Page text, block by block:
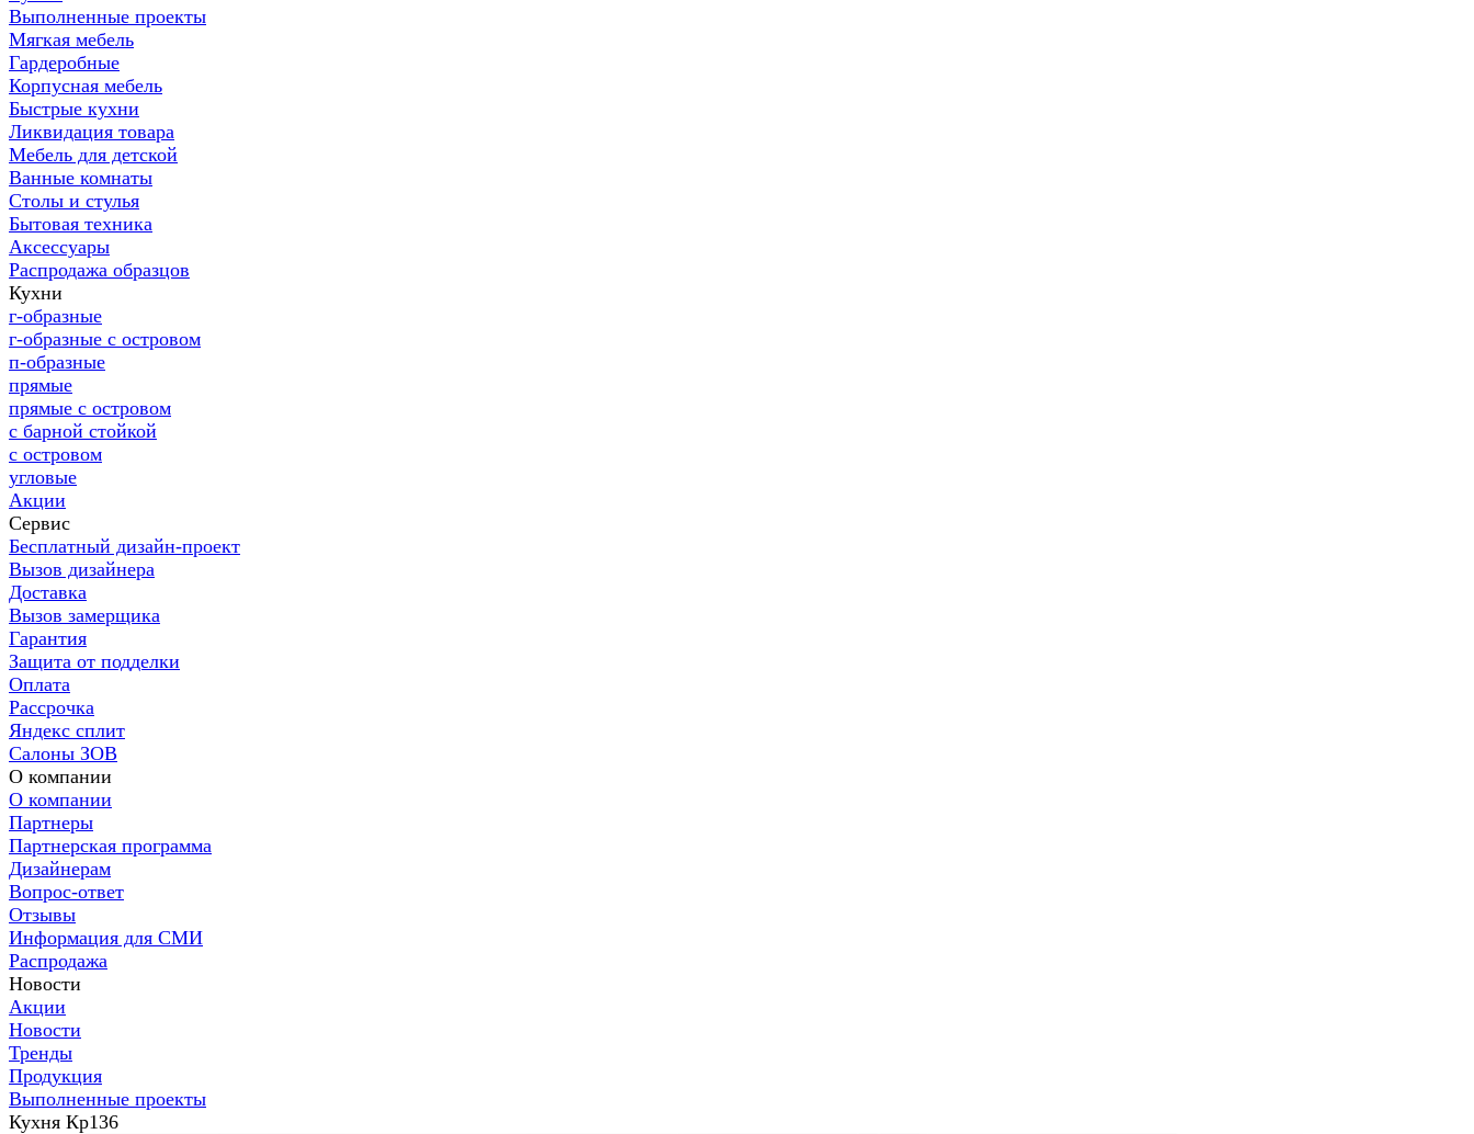
Выполненные проекты
Мягкая мебель
Гардеробные
Корпусная мебель
Быстрые кухни
Ликвидация товара
Мебель для детской
Ванные комнаты
Столы и стулья
Бытовая техника
Аксессуары
Распродажа образцов
Кухни
г-образные
г-образные с островом
п-образные
прямые
прямые с островом
с барной стойкой
с островом
угловые
Акции
Сервис
Бесплатный дизайн-проект
Вызов дизайнера
Доставка
Вызов замерщика
Гарантия
Защита от подделки
Оплата
Рассрочка
Яндекс сплит
Салоны ЗОВ
О компании
О компании
Партнеры
Партнерская программа
Дизайнерам
Вопрос-ответ
Отзывы
Информация для СМИ
Распродажа
Новости
Акции
Новости
Тренды
Продукция
Выполненные проекты
Кухня Кр136